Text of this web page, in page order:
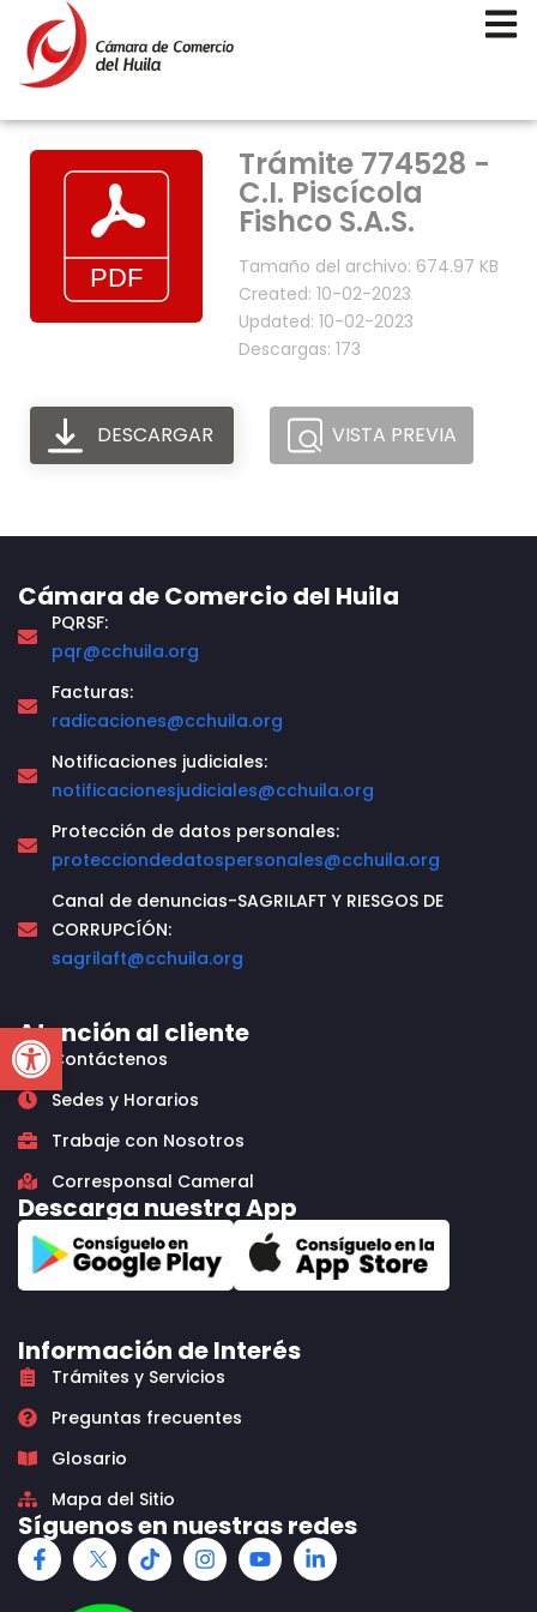
Open toolbar
Trámite 774528 -
C.I. Piscícola
Fishco S.A.S.
Tamaño del archivo: 674.97 KB
Created: 10-02-2023
Updated: 10-02-2023
Descargas: 173
DESCARGAR VISTA PREVIA
Cámara de Comercio del Huila
PQRSF:
pqr@cchuila.org
Facturas:
radicaciones@cchuila.org
Notificaciones judiciales:
notificacionesjudiciales@cchuila.org
Protección de datos personales:
protecciondedatospersonales@cchuila.org
Canal de denuncias-SAGRILAFT Y RIESGOS DE
CORRUPCÍÓN:
sagrilaft@cchuila.org
Atención al cliente
Contáctenos
Sedes y Horarios
Trabaje con Nosotros
Corresponsal Cameral
Descarga nuestra App
Información de Interés
Trámites y Servicios
Preguntas frecuentes
Glosario
Mapa del Sitio
Síguenos en nuestras redes